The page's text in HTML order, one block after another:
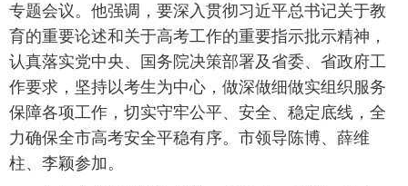
看天下 晋月读 最太原 网罗民生
太原日报 太原晚报 热评 社区
专题会议。他强调，要深入贯彻习近平总书记关于教
育的重要论述和关于高考工作的重要指示批示精神，
认真落实党中央、国务院决策部署及省委、省政府工
作要求，坚持以考生为中心，做深做细做实组织服务
保障各项工作，切实守牢公平、安全、稳定底线，全
力确保全市高考安全平稳有序。市领导陈博、薛维
柱、李颖参加。